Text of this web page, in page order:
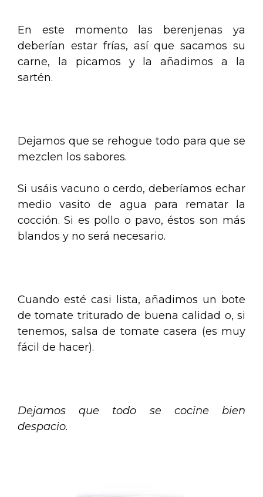
En este momento las berenjenas ya
deberían estar frías, así que sacamos su
carne, la picamos y la añadimos a la
sartén.
Dejamos que se rehogue todo para que se
mezclen los sabores.
Si usáis vacuno o cerdo, deberíamos echar
medio vasito de agua para rematar la
cocción. Si es pollo o pavo, éstos son más
blandos y no será necesario.
Cuando esté casi lista, añadimos un bote
de tomate triturado de buena calidad o, si
tenemos, salsa de tomate casera (es muy
fácil de hacer).
Dejamos que todo se cocine bien
despacio.